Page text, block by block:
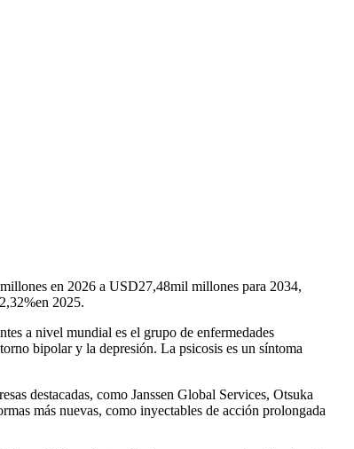
en 2026 a USD27,48mil millones para 2034,
en 2025.
a nivel mundial es el grupo de enfermedades
bipolar y la depresión. La psicosis es un síntoma
destacadas, como Janssen Global Services, Otsuka
más nuevas, como inyectables de acción prolongada